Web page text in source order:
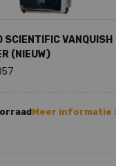
SCIENTIFIC VANQUISH
(NIEUW)
Meer informatie